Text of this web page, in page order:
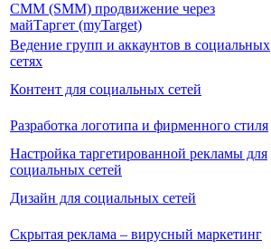
СММ (SMM) продвижение через
майТаргет (myTarget)
Ведение групп и аккаунтов в социальных
сетях
Контент для социальных сетей
Разработка логотипа и фирменного стиля
Настройка таргетированной рекламы для
социальных сетей
Дизайн для социальных сетей
Скрытая реклама – вирусный маркетинг